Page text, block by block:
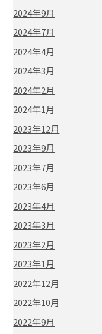
2024年9月
2024年7月
2024年4月
2024年3月
2024年2月
2024年1月
2023年12月
2023年9月
2023年7月
2023年6月
2023年4月
2023年3月
2023年2月
2023年1月
2022年12月
2022年10月
2022年9月